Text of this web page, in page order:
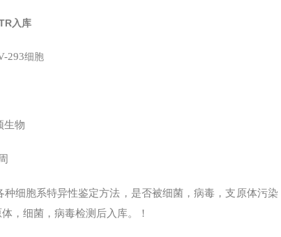
入库
293细胞
生物
种细胞系特异性鉴定方法，是否被细菌，病毒，支原体污
，细菌，病毒检测后入库。！